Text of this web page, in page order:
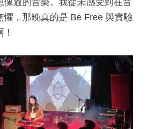
懼，那晚真的是 Be Free 與實驗